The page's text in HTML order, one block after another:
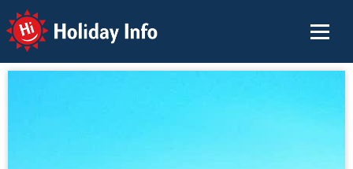
Holiday Info